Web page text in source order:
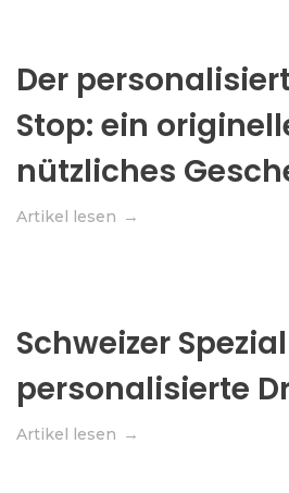
Der
Stop: ein
nützliches
Artikel lesen
Schweizer
personalisierte
Artikel lesen